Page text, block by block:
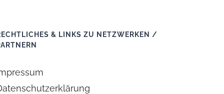
& LINKS ZU NETZWERKEN /